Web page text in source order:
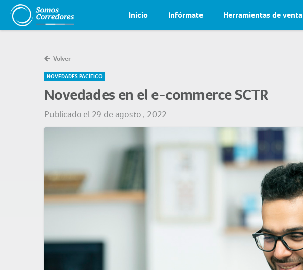
Inicio Infórmate Herramientas de venta
Volver
NOVEDADES PACÍFICO
Novedades en el e-commerce SCTR
Publicado el 29 de agosto , 2022